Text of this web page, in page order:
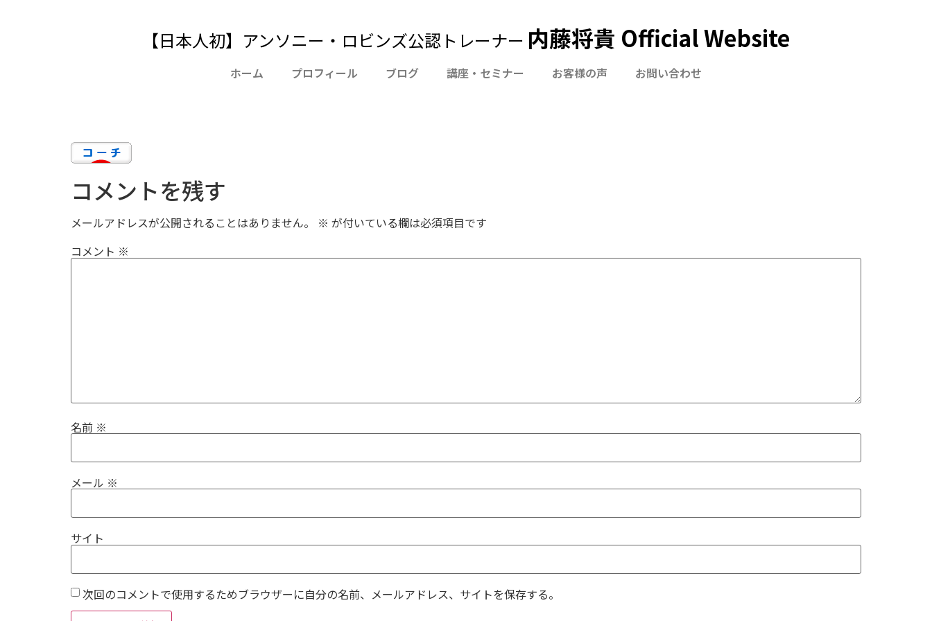
【日本人初】アンソニー・ロビンズ公認トレーナー 内藤将貴 Official Website
ホーム プロフィール ブログ 講座・セミナー お客様の声 お問い合わせ
コメントを残す
メールアドレスが公開されることはありません。 ※ が付いている欄は必須項目です
コメント ※
名前 ※
メール ※
サイト
次回のコメントで使用するためブラウザーに自分の名前、メールアドレス、サイトを保存する。